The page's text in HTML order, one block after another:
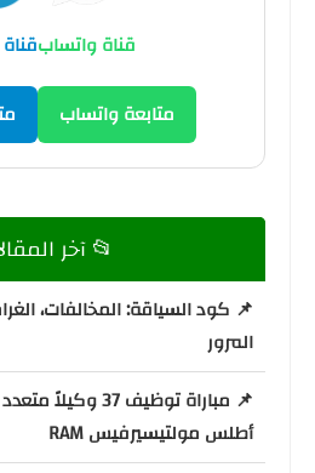
قناة واتساب
متابعة واتساب
📂 آخر
📌 كود السياقة: المخالفات،
المرور
📌 مباراة توظيف
أطلس مولتيسيرفيس RAM